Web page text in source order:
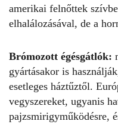
amerikai felnőttek
elhalálozásával, de a
Brómozott égésgátlók:
gyártásakor is
esetleges háztűztől.
vegyszereket, ugyanis
pajzsmirigyműködésre,